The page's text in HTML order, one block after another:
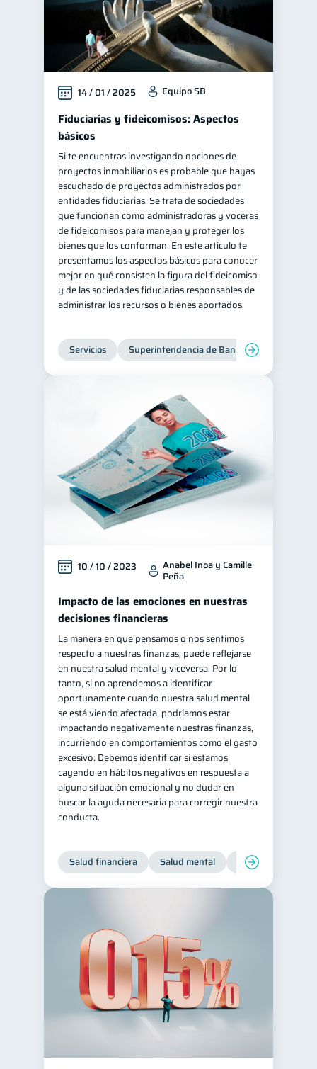
14 / 01 / 2025 Equipo SB
Fiduciarias y fideicomisos: Aspectos
básicos
Si te encuentras investigando opciones de
proyectos inmobiliarios es probable que hayas
escuchado de proyectos administrados por
entidades fiduciarias. Se trata de sociedades
que funcionan como administradoras y voceras
de fideicomisos para manejan y proteger los
bienes que los conforman. En este artículo te
presentamos los aspectos básicos para conocer
mejor en qué consisten la figura del fideicomiso
y de las sociedades fiduciarias responsables de
administrar los recursos o bienes aportados.
Servicios Superintendencia de Bancos
10 / 10 / 2023 Anabel Inoa y Camille
Peña
Impacto de las emociones en nuestras
decisiones financieras
La manera en que pensamos o nos sentimos
respecto a nuestras finanzas, puede reflejarse
en nuestra salud mental y viceversa. Por lo
tanto, si no aprendemos a identificar
oportunamente cuando nuestra salud mental
se está viendo afectada, podríamos estar
impactando negativamente nuestras finanzas,
incurriendo en comportamientos como el gasto
excesivo. Debemos identificar si estamos
cayendo en hábitos negativos en respuesta a
alguna situación emocional y no dudar en
buscar la ayuda necesaria para corregir nuestra
conducta.
Salud financiera Salud mental Inclusión